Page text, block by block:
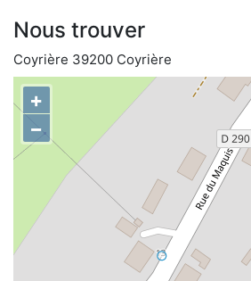
Nous trouver
Coyrière 39200 Coyrière
+
−